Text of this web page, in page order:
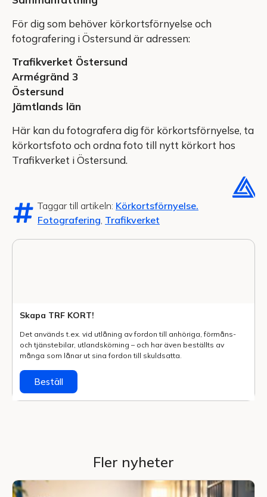
För dig som behöver körkortsförnyelse och
fotografering i Östersund är adressen:
Trafikverket Östersund
Armégränd 3
Östersund
Jämtlands län
Här kan du fotografera dig för körkortsförnyelse, ta
körkortsfoto och ordna foto till nytt körkort hos
Trafikverket i Östersund.
Taggar till artikeln: Körkortsförnyelse.
Fotografering, Trafikverket
Skapa TRF KORT!
Det används t.ex. vid utlåning av fordon till anhöriga, förmåns-
och tjänstebilar, utlands­körning – och har även beställts av
många som lånar ut sina fordon till skuldsatta.
Beställ
Fler nyheter